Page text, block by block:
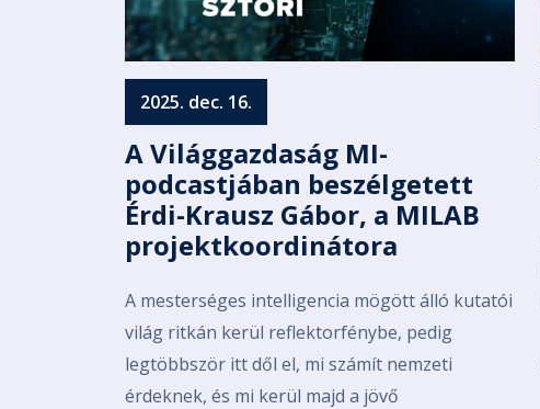
2025. dec. 16.
A Világgazdaság MI-
podcastjában beszélgetett
Érdi-Krausz Gábor, a MILAB
projektkoordinátora
A mesterséges intelligencia mögött álló kutatói
világ ritkán kerül reflektorfénybe, pedig
legtöbbször itt dől el, mi számít nemzeti
érdeknek, és mi kerül majd a jövő